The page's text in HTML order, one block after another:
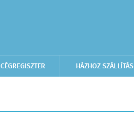
CÉGREGISZTER HÁZHOZ SZÁLLÍTÁS